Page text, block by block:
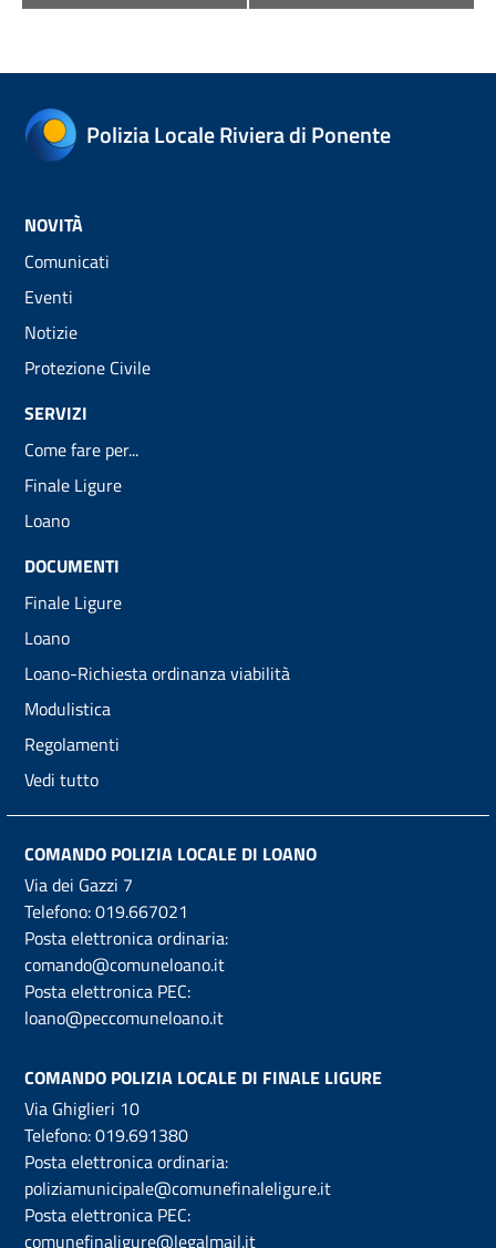
Polizia Locale Riviera di Ponente
NOVITÀ
Comunicati
Eventi
Notizie
Protezione Civile
SERVIZI
Come fare per...
Finale Ligure
Loano
DOCUMENTI
Finale Ligure
Loano
Loano-Richiesta ordinanza viabilità
Modulistica
Regolamenti
Vedi tutto
COMANDO POLIZIA LOCALE DI LOANO
Via dei Gazzi 7
Telefono:019.667021
Posta elettronica ordinaria:
comando@comuneloano.it
Posta elettronica PEC:
loano@peccomuneloano.it
COMANDO POLIZIA LOCALE DI FINALE LIGURE
Via Ghiglieri 10
Telefono:019.691380
Posta elettronica ordinaria:
poliziamunicipale@comunefinaleligure.it
Posta elettronica PEC:
comunefinaligure@legalmail.it